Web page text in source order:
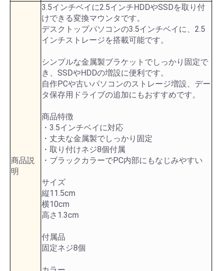
商品説
明
3.5インチベイに2.5インチHDDやSSDを取り付
けできる変換マウンタです。
デスクトップパソコンの3.5インチベイに、2.5
インチストレージを搭載可能です。
シンプルな金属製ブラケットでしっかり固定で
き、SSDやHDDの増設に便利です。
自作PCや古いパソコンのストレージ増設、デー
タ保存用ドライブの追加にもおすすめです。
商品特徴
・3.5インチベイに対応
・丈夫な金属製でしっかり固定
・取り付けネジ8個付属
・ブラックカラーでPC内部にもなじみやすい
サイズ
縦11.5cm
横10cm
高さ1.3cm
付属品
固定ネジ8個